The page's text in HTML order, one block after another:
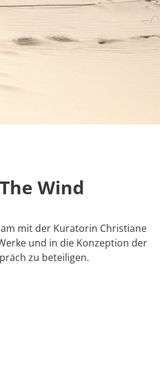
Wind
mit der Kuratorin Christiane
und in die Konzeption der
zu beteiligen.